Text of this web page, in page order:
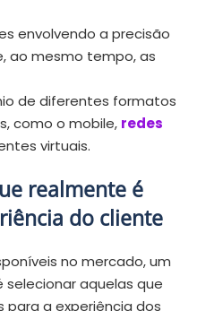
envolvendo a precisão
ao mesmo tempo, as
de diferentes formatos
como o mobile, redes
virtuais.
realmente é
do cliente
no mercado, um
selecionar aquelas que
a experiência dos